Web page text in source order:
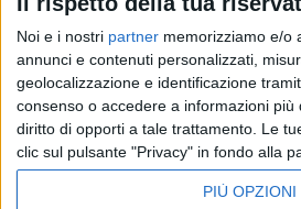
Noi e i nostri partner memorizziamo e/o
annunci e contenuti personalizzati,
geolocalizzazione e identificazione
consenso o accedere a informazioni
diritto di opporti a tale trattamento. Le
clic sul pulsante "Privacy" in fondo alla
PIÙ OPZIONI
contenute nel sito sono stati assolti gli
Capitale Sociale € 580.000,00 interamente
06832230152. Iscritta al R.E.A. di Milano al n°
1987.